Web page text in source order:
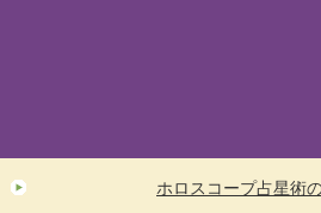
ホロスコープ占星術